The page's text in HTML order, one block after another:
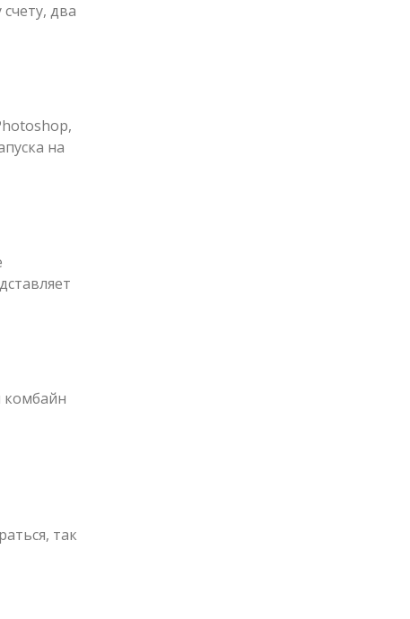
два
на
комбайн
так